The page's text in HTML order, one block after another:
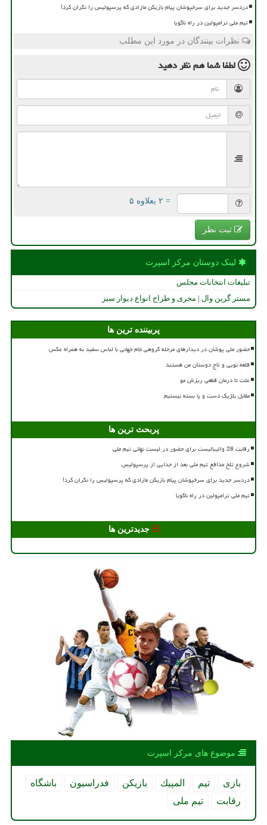
دردسر جدید برای سرخپوشان پیام بازیکن مازادی که پرسپولیس را نگران کرد!
تیم ملی ترامپولین در راه ناگویا
نظرات بینندگان در مورد این مطلب
لطفا شما همنظر دهید
= ۲ بعلاوه ۵
ثبت نظر
لینک دوستان مركز اسپرت
تبلیغات انتخابات مجلس
مستر گرین وال | مجری و طراح انواع دیوار سبز
پربیننده ترین ها
حضور ملی پوشان در دیدارهای مرحله گروهی جام جهانی با لباس سفید به همراه عکس
قلعه نویی و تاج دوستان من هستند
علت تا درمان قطعی ریزش مو
مقابل بلژیک دست و پا بسته نیستیم
پربحث ترین ها
رقابت 28 والیبالیست برای حضور در لیست نهائی تیم ملی
شروع تلخ مدافع تیم ملی بعد از جدایی از پرسپولیس
دردسر جدید برای سرخپوشان پیام بازیکن مازادی که پرسپولیس را نگران کرد!
تیم ملی ترامپولین در راه ناگویا
جدیدترین ها
موضوع های مركز اسپرت
بازی تیم المپیك بازیكن فدراسیون
باشگاه
رقابت
تیم ملی